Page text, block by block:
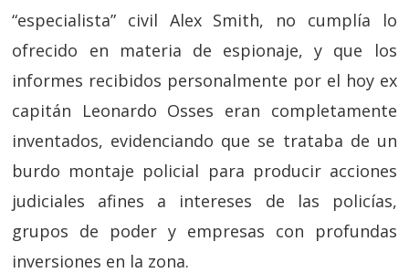
“especialista” civil Alex Smith, no cumplía lo
ofrecido en materia de espionaje, y que los
informes recibidos personalmente por el hoy ex
capitán Leonardo Osses eran completamente
inventados, evidenciando que se trataba de un
burdo montaje policial para producir acciones
judiciales afines a intereses de las policías,
grupos de poder y empresas con profundas
inversiones en la zona.